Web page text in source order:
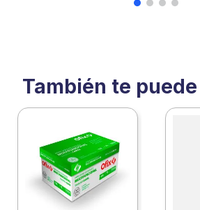
También te